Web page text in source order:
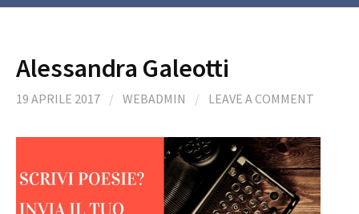
Alessandra Galeotti
19 APRILE 2017 / WEBADMIN / LEAVE A COMMENT